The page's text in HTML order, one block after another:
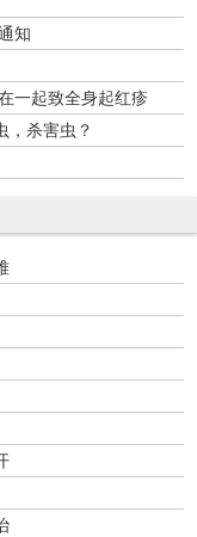
知
一起致全身起红疹
，杀害虫？